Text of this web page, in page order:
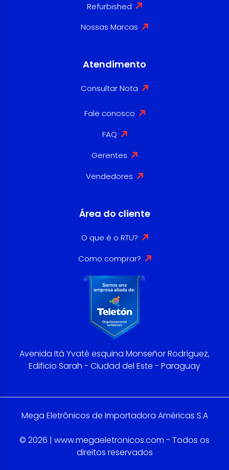
Refurbished
Nossas Marcas
Atendimento
Consultar Nota
Fale conosco
FAQ
Gerentes
Vendedores
Área do cliente
O que é o RTU?
Como comprar?
Avenida Itá Yvaté esquina Monseñor Rodríguez,
Edificio Sarah - Ciudad del Este - Paraguay
Mega Eletrônicos de Importadora Américas S.A
© 2026 | www.megaeletronicos.com - Todos os
direitos reservados